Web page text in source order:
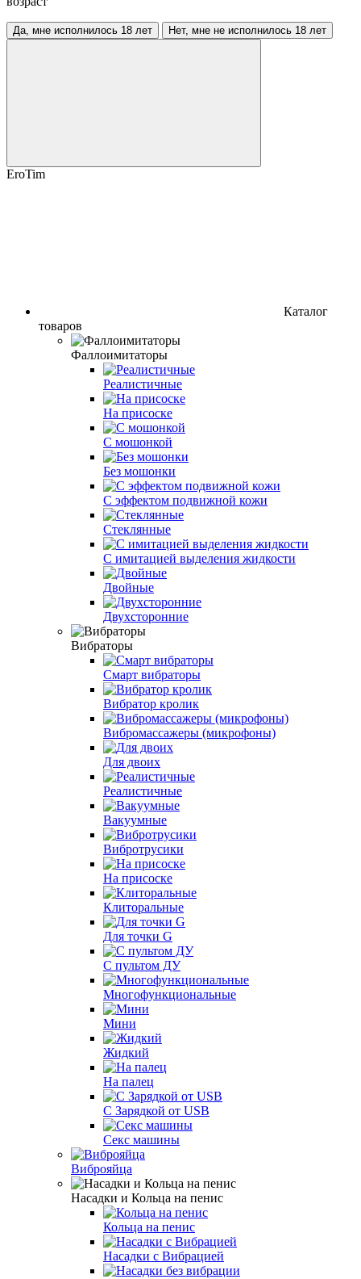
Да, мне исполнилось 18 лет Нет, мне не исполнилось 18 лет
EroTim
Каталог
товаров
Фаллоимитаторы
Реалистичные
На присоске
С мошонкой
Без мошонки
С эффектом подвижной кожи
Стеклянные
С имитацией выделения жидкости
Двойные
Двухсторонние
Вибраторы
Смарт вибраторы
Вибратор кролик
Вибромассажеры (микрофоны)
Для двоих
Реалистичные
Вакуумные
Вибротрусики
На присоске
Клиторальные
Для точки G
С пультом ДУ
Многофункциональные
Мини
Жидкий
На палец
С Зарядкой от USB
Секс машины
Виброяйца
Насадки и Кольца на пенис
Кольца на пенис
Насадки с Вибрацией